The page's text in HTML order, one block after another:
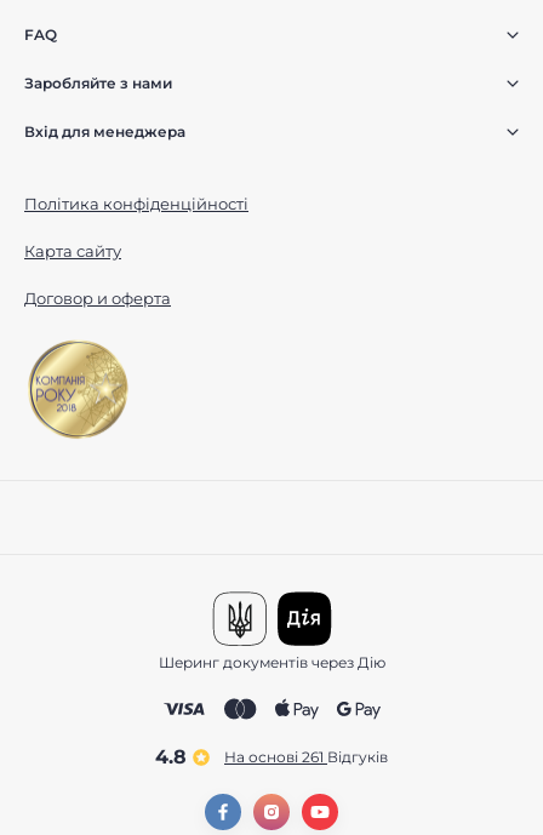
FAQ
Заробляйте з нами
Вхід для менеджера
Політика конфіденційності
Карта сайту
Договор и оферта
Шеринг документів через Дію
4.8 На основі 261 відгуків